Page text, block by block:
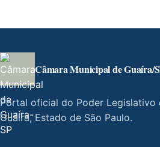
Câmara Municipal de Guaíra/
Portal oficial do Poder Legislativo
Guaíra, Estado de São Paulo.